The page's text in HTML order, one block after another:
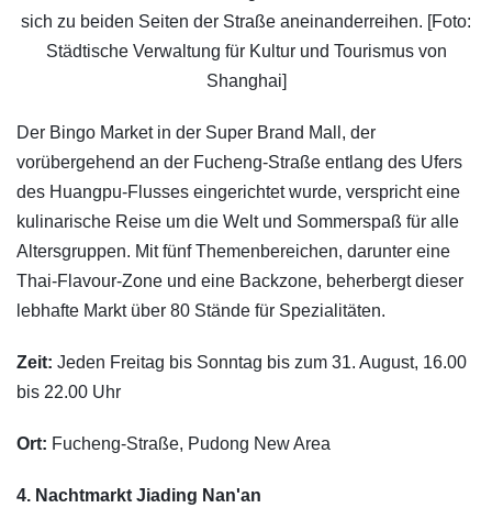
sich zu beiden Seiten der Straße aneinanderreihen. [Foto:
Städtische Verwaltung für Kultur und Tourismus von
Shanghai]
Der Bingo Market in der Super Brand Mall, der
vorübergehend an der Fucheng-Straße entlang des Ufers
des Huangpu-Flusses eingerichtet wurde, verspricht eine
kulinarische Reise um die Welt und Sommerspaß für alle
Altersgruppen. Mit fünf Themenbereichen, darunter eine
Thai-Flavour-Zone und eine Backzone, beherbergt dieser
lebhafte Markt über 80 Stände für Spezialitäten.
Zeit: Jeden Freitag bis Sonntag bis zum 31. August, 16.00
bis 22.00 Uhr
Ort: Fucheng-Straße, Pudong New Area
4. Nachtmarkt Jiading Nan'an